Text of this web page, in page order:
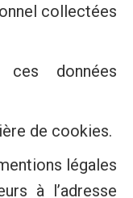
collectées
données
de cookies.
légales
à l’adresse